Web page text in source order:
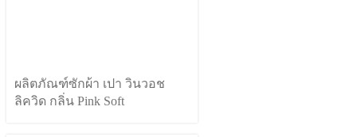
ผลิตภัณฑ์ซักผ้า เปา วินวอช
ลิควิด กลิ่น Pink Soft